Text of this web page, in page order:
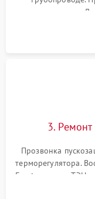
течеискателем.
продувка
3. Ремонт
Прозвонка
терморегулятора.
Frost, включая ТЭН
платы